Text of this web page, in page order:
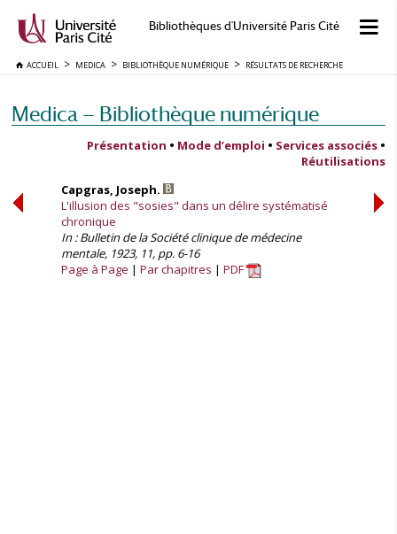
Bibliothèques d'Université Paris Cité
ACCUEIL MEDICA BIBLIOTHÈQUE NUMÉRIQUE RÉSULTATS DE RECHERCHE
Medica — Bibliothèque numérique
Présentation • Mode d’emploi • Services associés •
Réutilisations
Capgras, Joseph.
L'illusion des "sosies" dans un délire systématisé
chronique
In : Bulletin de la Société clinique de médecine
mentale, 1923, 11, pp. 6-16
Page à Page
Par chapitres PDF